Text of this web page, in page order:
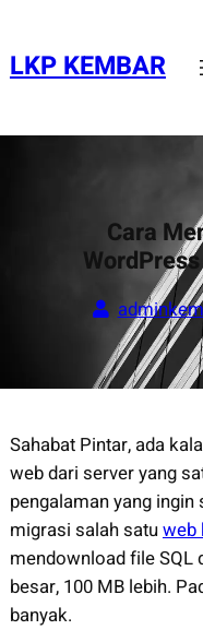
content
LKP KEMBAR
Cara
Sahabat Pintar, ada
web dari server yang
pengalaman yang
migrasi salah satuweb
mendownload file SQL
besar, 100 MB lebih.
banyak.